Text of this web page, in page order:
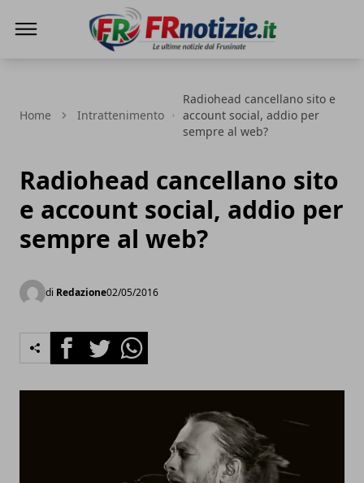
Home Intrattenimento
Radiohead cancellano sito e
account social, addio per
sempre al web?
Radiohead cancellano sito
e account social, addio per
sempre al web?
di Redazione02/05/2016
FacebookTwitterWhatsapp